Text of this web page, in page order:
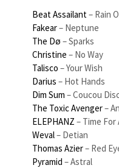
Beat Assailant – Rain
Fakear– Neptune
The Dø – Sparks
Christine – No Way
Talisco – Your Wish
Darius – Hot Hands
Dim Sum – Coucou
The Toxic Avenger–
ELEPHANZ – Time For
Weval– Detian
Thomas Azier– Red
Pyramid – Astral